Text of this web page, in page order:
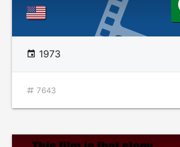
1973
7643